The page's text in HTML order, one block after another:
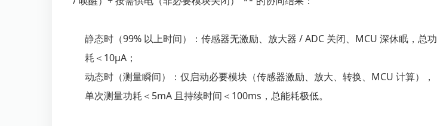
静态时（99% 以上时间）：传感器无激励、放大器 / ADC 关闭、MCU 深休眠，总功
耗＜10μA；
动态时（测量瞬间）：仅启动必要模块（传感器激励、放大、转换、MCU 计算），
单次测量功耗＜5mA 且持续时间＜100ms，总能耗极低。